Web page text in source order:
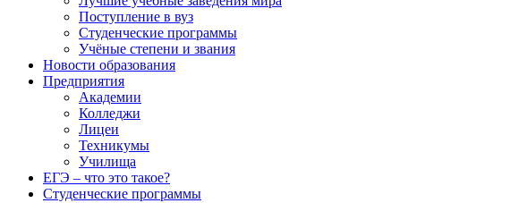
Поступление в вуз
Студенческие программы
Учёные степени и звания
Новости образования
Предприятия
Академии
Колледжи
Лицеи
Техникумы
Училища
ЕГЭ – что это такое?
Студенческие программы